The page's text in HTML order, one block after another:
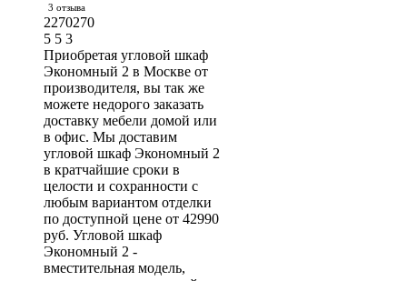
3 отзыва
2270270
5 5 3
Приобретая угловой шкаф
Экономный 2 в Москве от
производителя, вы так же
можете недорого заказать
доставку мебели домой или
в офис. Мы доставим
угловой шкаф Экономный 2
в кратчайшие сроки в
целости и сохранности с
любым вариантом отделки
по доступной цене от 42990
руб. Угловой шкаф
Экономный 2 -
вместительная модель,